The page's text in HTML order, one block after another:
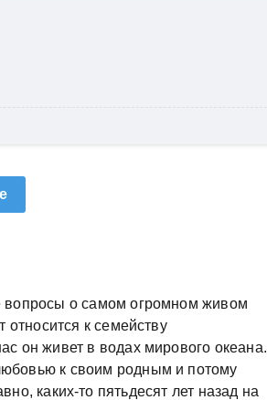
вопросы о самом огромном живом
относится к семейству
он живет в водах мирового океана.
к своим родным и потому
каких-то пятьдесят лет назад на